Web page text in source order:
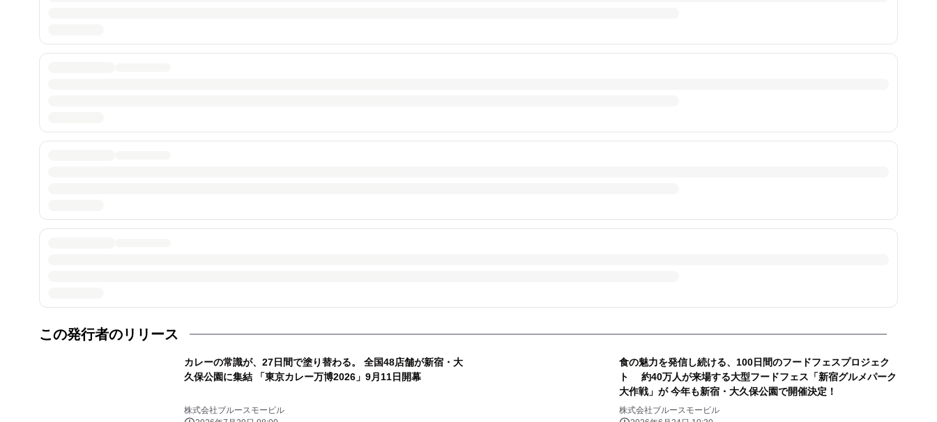
この発行者のリリース
カレーの常識が、27日間で塗り替わる。 全国48店舗が新宿・大
久保公園に集結 「東京カレー万博2026」9月11日開幕
株式会社ブルースモービル
食の魅力を発信し続ける、100日間のフードフェスプロジェク
ト 約40万人が来場する大型フードフェス「新宿グルメパーク
大作戦」が 今年も新宿・大久保公園で開催決定！
株式会社ブルースモービル